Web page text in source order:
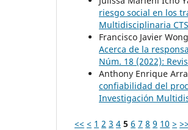
riesgo social en los
Multidisciplinaria
Francisco Javier
Acerca de la
Núm. 18 (2022):
Anthony Enrique
confiabilidad del
Investigación
<< < 1 2 3 4 5 6 7 8 9 10 > >>